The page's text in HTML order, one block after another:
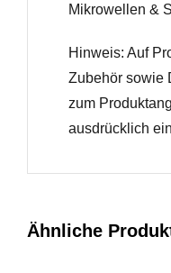
Mikrowellen &
Hinweis: Auf
Zubehör sowie
zum
ausdrücklich
Ähnliche